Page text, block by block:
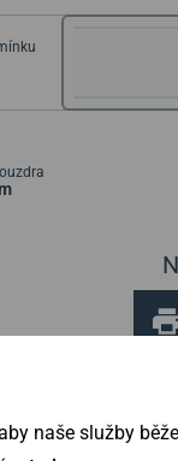
naše služby